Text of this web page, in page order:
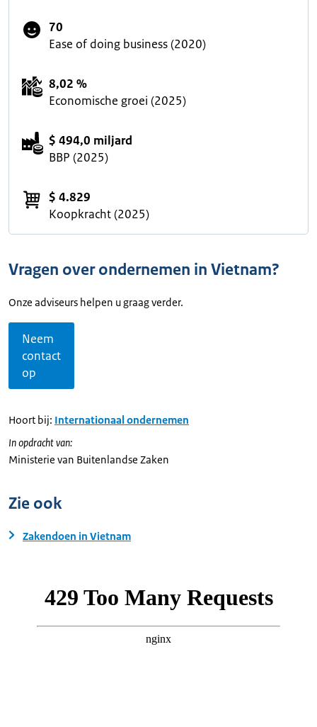
70
Ease of doing business (2020)
8,02 %
Economische groei (2025)
$ 494,0 miljard
BBP (2025)
$ 4.829
Koopkracht (2025)
Vragen over ondernemen in Vietnam?
Onze adviseurs helpen u graag verder.
Neem
contact
op
Hoort bij: Internationaal ondernemen
In opdracht van:
Ministerie van Buitenlandse Zaken
Zie ook
Zakendoen in Vietnam